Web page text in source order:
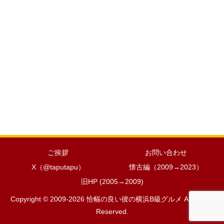
ご挨拶
お問い合わせ
X（@taputapu）
懐古編（2009→2023）
旧HP (2005→2009)
Copyright © 2009-2026 恰幅の良い彼の横浜B級グルメ All Rights
Reserved.